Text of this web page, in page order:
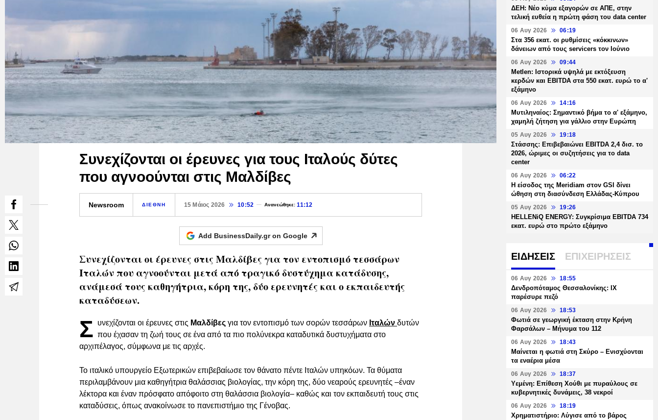
Συνεχίζονται οι έρευνες για τους Ιταλούς δύτες
που αγνοούνται στις Μαλδίβες
Newsroom ΔΙΕΘΝΗ 15 Μάιος 2026 10:52 Ανανεώθηκε: 11:12
Add BusinessDaily.gr on Google
Συνεχίζονται οι έρευνες στις Μαλδίβες για τον εντοπισμό τεσσάρων
Ιταλών που αγνοούνται μετά από τραγικό δυστύχημα κατάδυσης,
ανάμεσά τους καθηγήτρια, κόρη της, δύο ερευνητές και ο εκπαιδευτής
καταδύσεων.
Σ υνεχίζονται οι έρευνες στις Μαλδίβες για τον εντοπισμό των σορών τεσσάρων Ιταλών δυτών
που έχασαν τη ζωή τους σε ένα από τα πιο πολύνεκρα καταδυτικά δυστυχήματα στο
αρχιπέλαγος, σύμφωνα με τις αρχές.
Το ιταλικό υπουργείο Εξωτερικών επιβεβαίωσε τον θάνατο πέντε Ιταλών υπηκόων. Τα θύματα
περιλαμβάνουν μια καθηγήτρια θαλάσσιας βιολογίας, την κόρη της, δύο νεαρούς ερευνητές –έναν
λέκτορα και έναν πρόσφατο απόφοιτο στη θαλάσσια βιολογία– καθώς και τον εκπαιδευτή τους στις
καταδύσεις, όπως ανακοίνωσε το πανεπιστήμιο της Γένοβας.
ΔΕΗ: Νέο κύμα εξαγορών σε ΑΠΕ, στην
τελική ευθεία η πρώτη φάση του data center
06 Αυγ 2026 06:19
Στα 356 εκατ. οι ρυθμίσεις «κόκκινων»
δάνειων από τους servicers τον Ιούνιο
06 Αυγ 2026 09:44
Metlen: Ιστορικά υψηλά με εκτόξευση
κερδών και EBITDA στα 550 εκατ. ευρώ το α'
εξάμηνο
06 Αυγ 2026 14:16
Μυτιληναίος: Σημαντικό βήμα το α' εξάμηνο,
χαμηλή ζήτηση για γάλλιο στην Ευρώπη
05 Αυγ 2026 19:18
Στάσσης: Επιβεβαιώνει EBITDA 2,4 δισ. το
2026, ώριμες οι συζητήσεις για το data
center
06 Αυγ 2026 06:22
Η είσοδος της Meridiam στον GSI δίνει
ώθηση στη διασύνδεση Ελλάδας-Κύπρου
05 Αυγ 2026 19:26
HELLENiQ ENERGY: Συγκρίσιμα EBITDA 734
εκατ. ευρώ στο πρώτο εξάμηνο
ΕΙΔΗΣΕΙΣ ΕΠΙΧΕΙΡΗΣΕΙΣ
06 Αυγ 2026 18:55
Δενδροπόταμος Θεσσαλονίκης: ΙΧ
παρέσυρε πεζό
06 Αυγ 2026 18:53
Φωτιά σε γεωργική έκταση στην Κρήνη
Φαρσάλων – Μήνυμα του 112
06 Αυγ 2026 18:43
Μαίνεται η φωτιά στη Σκύρο – Ενισχύονται
τα εναέρια μέσα
06 Αυγ 2026 18:37
Υεμένη: Επίθεση Χούθι με πυραύλους σε
κυβερνητικές δυνάμεις, 38 νεκροί
06 Αυγ 2026 18:19
Χρηματιστήριο: Λύγισε από το βάρος